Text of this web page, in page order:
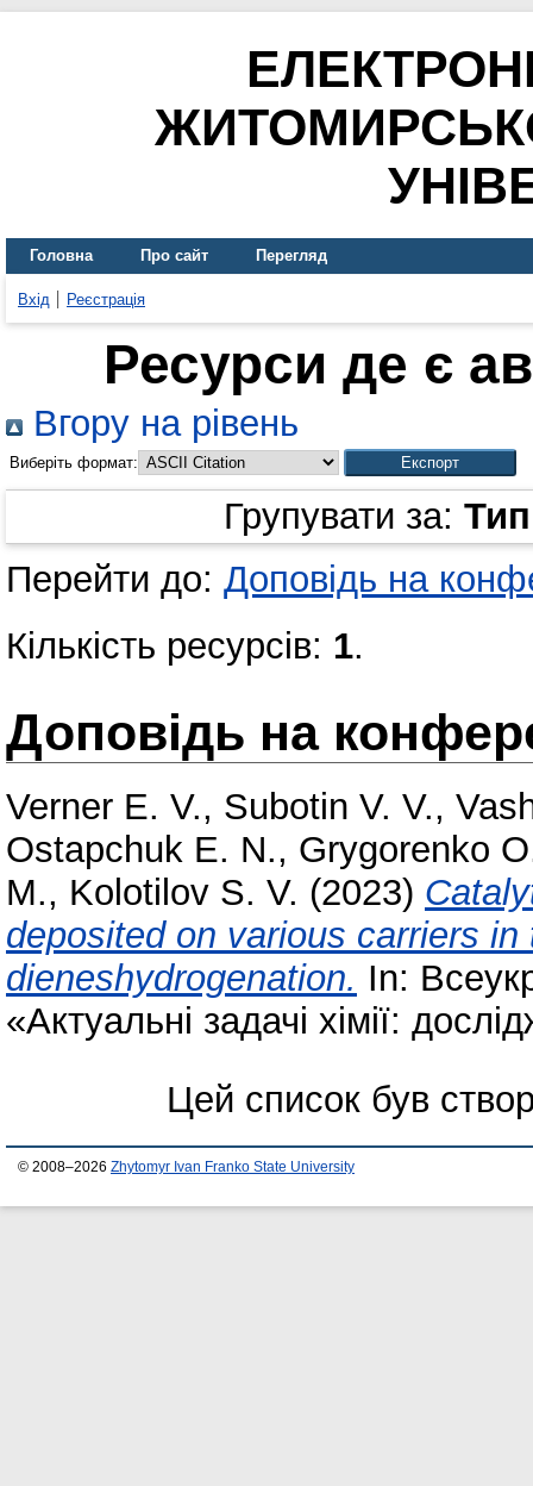
Головна Про сайт Перегляд
Вхід Реєстрація
Ресурси де є
Вгору на рівень
Виберіть формат:
Групувати за:
Перейти до: Доповідь на
Кількість ресурсів: 1.
Доповідь на
Verner E. V., Subotin V. V.,
Ostapchuk E. N., Grygorenko
M., Kolotilov S. V. (2023)
deposited on various carriers
dieneshydrogenation. In:
«Актуальні задачі хімії:
Цей список був
© 2008–2026 Zhytomyr Ivan Franko State University